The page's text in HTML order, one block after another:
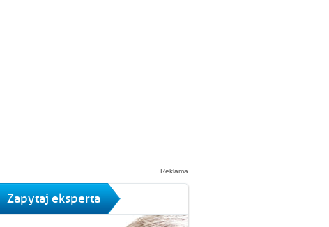
Reklama
Zapytaj eksperta